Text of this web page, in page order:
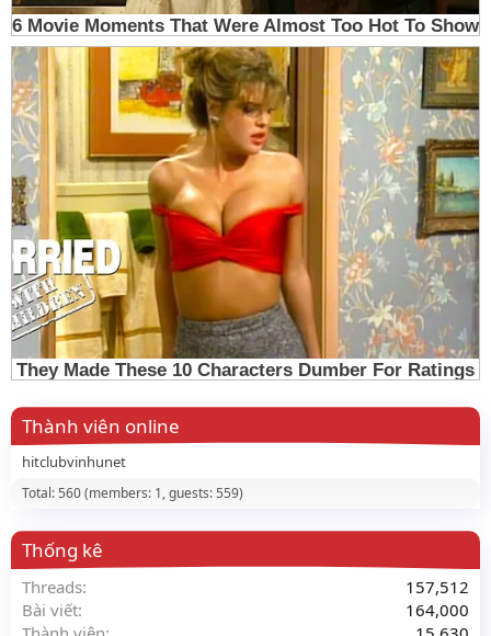
Thành viên online
hitclubvinhunet
Total: 560 (members: 1, guests: 559)
Thống kê
Threads
157,512
Bài viết
164,000